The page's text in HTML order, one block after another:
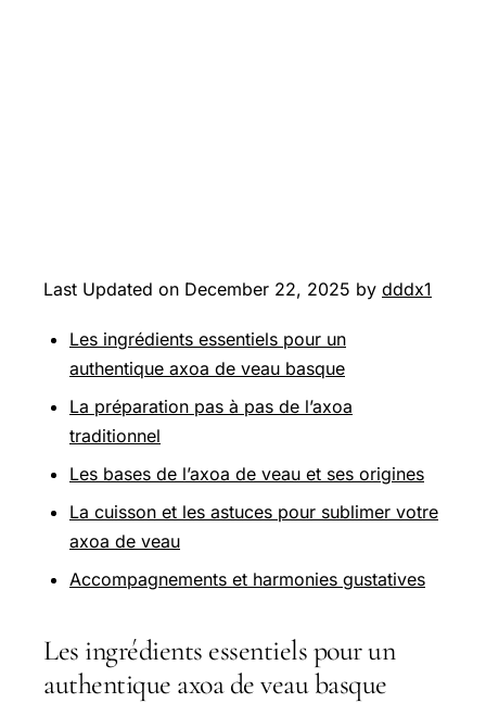
Last Updated on December 22, 2025 by dddx1
Les ingrédients essentiels pour un
authentique axoa de veau basque
La préparation pas à pas de l’axoa
traditionnel
Les bases de l’axoa de veau et ses origines
La cuisson et les astuces pour sublimer votre
axoa de veau
Accompagnements et harmonies gustatives
Les ingrédients essentiels pour un
authentique axoa de veau basque